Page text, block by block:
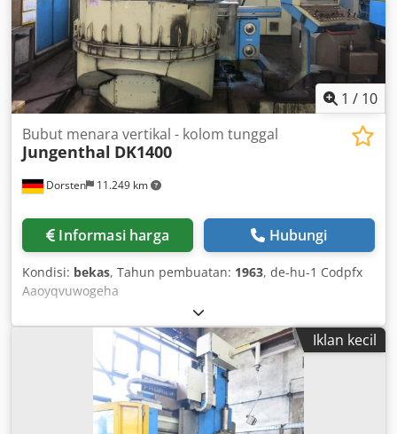
1 / 10
Dorsten 11.249 km
Bubut menara vertikal - kolom tunggal
Jungenthal DK1400
Informasi harga Hubungi
Kondisi: bekas, Tahun pembuatan: 1963, de-hu-1 Codpfx
Aaoyqvuwogeha
Iklan kecil